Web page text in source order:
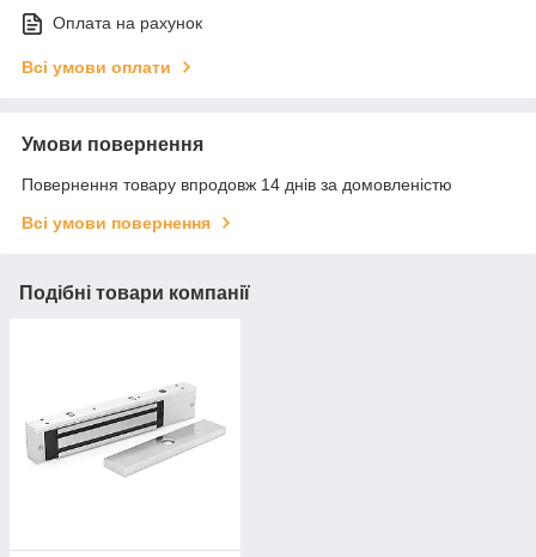
Оплата на рахунок
Всі умови оплати
Умови повернення
Повернення товару впродовж 14 днів за домовленістю
Всі умови повернення
Подібні товари компанії